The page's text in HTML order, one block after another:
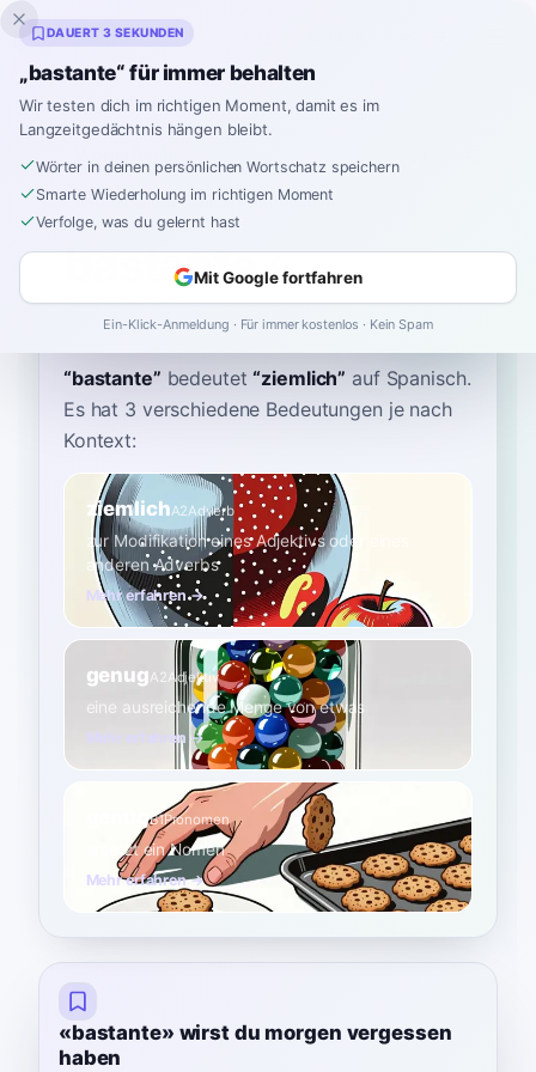
Inklingo
Startseite›Spanisch› Wörterbuch ›bastante
bastante
bahs-TAHN-teh basˈtante
“bastante” bedeutet “ziemlich” auf Spanisch.
Es hat 3 verschiedene Bedeutungen je nach
Kontext:
ziemlichA2Adverb
zur Modifikation eines Adjektivs oder eines
anderen Adverbs
Mehr erfahren →
genugA2Adjektiv
eine ausreichende Menge von etwas
Mehr erfahren →
genugB1Pronomen
ersetzt ein Nomen
Mehr erfahren →
«bastante» wirst du morgen vergessen
haben
DAUERT 3 SEKUNDEN
„bastante“ für immer behalten
Wir testen dich im richtigen Moment, damit es im
Langzeitgedächtnis hängen bleibt.
Wörter in deinen persönlichen Wortschatz speichern
Smarte Wiederholung im richtigen Moment
Verfolge, was du gelernt hast
Mit Google fortfahren
Ein-Klick-Anmeldung · Für immer kostenlos · Kein Spam